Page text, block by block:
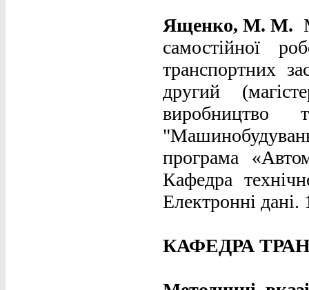
Ященко, М. М.
самостійної
транспортних
другий
виробництво
програма
Кафедра
Електронні
КАФЕДРА